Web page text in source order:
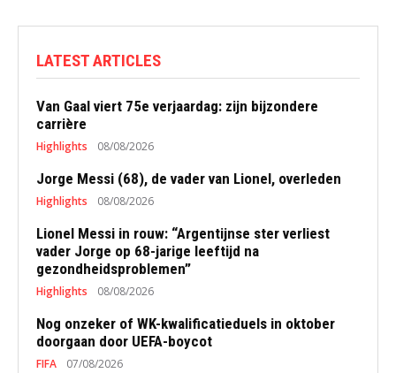
LATEST ARTICLES
Van Gaal viert 75e verjaardag: zijn bijzondere
carrière
Highlights 08/08/2026
Jorge Messi (68), de vader van Lionel, overleden
Highlights 08/08/2026
Lionel Messi in rouw: “Argentijnse ster verliest
vader Jorge op 68-jarige leeftijd na
gezondheidsproblemen”
Highlights 08/08/2026
Nog onzeker of WK-kwalificatieduels in oktober
doorgaan door UEFA-boycot
FIFA 07/08/2026